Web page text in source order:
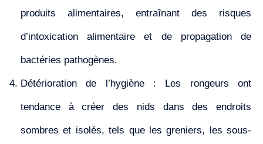
produits alimentaires, entraînant des risques
d’intoxication alimentaire et de propagation de
bactéries pathogènes.
Détérioration de l’hygiène : Les rongeurs ont
tendance à créer des nids dans des endroits
sombres et isolés, tels que les greniers, les sous-